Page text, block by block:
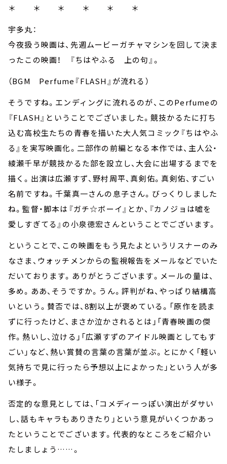
＊ ＊ ＊ ＊ ＊ ＊
宇多丸：
今夜扱う映画は、先週ムービーガチャマシンを回して決ま
ったこの映画！ 『ちはやふる 上の句』。
（BGM Perfume『FLASH』が流れる）
そうですね。エンディングに流れるのが、このPerfumeの
『FLASH』ということでございました。競技かるたに打ち
込む高校生たちの青春を描いた大人気コミック『ちはやふ
る』を実写映画化。二部作の前編となる本作では、主人公・
綾瀬千早が競技かるた部を設立し、大会に出場するまでを
描く。出演は広瀬すず、野村周平、真剣佑。真剣佑、すごい
名前ですね。千葉真一さんの息子さん。びっくりしました
ね。監督・脚本は『ガチ☆ボーイ』とか、『カノジョは嘘を
愛しすぎてる』の小泉徳宏さんということでございます。
ということで、この映画をもう見たよというリスナーのみ
なさま、ウォッチメンからの監視報告をメールなどでいた
だいております。ありがとうございます。メールの量は、
多め。ああ、そうですか。うん。評判がね、やっぱり結構高
いという。賛否では、8割以上が褒めている。「原作を読ま
ずに行ったけど、まさか泣かされるとは」「青春映画の傑
作。熱いし、泣ける」「広瀬すずのアイドル映画としてもす
ごい」など、熱い賞賛の言葉の言葉が並ぶ。とにかく「軽い
気持ちで見に行ったら予想以上によかった」という人が多
い様子。
否定的な意見としては、「コメディーっぽい演出がダサい
し、話もキャラもありきたり」という意見がいくつかあっ
たということでございます。代表的なところをご紹介い
たしましょう……。